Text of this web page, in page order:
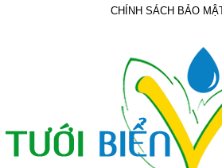
CHÍNH SÁCH BẢO